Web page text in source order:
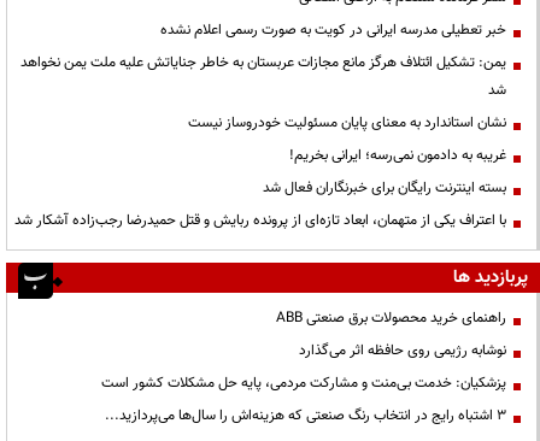
خبر تعطیلی مدرسه ایرانی در کویت به صورت رسمی اعلام نشده
یمن: تشکیل ائتلاف هرگز مانع مجازات عربستان به خاطر جنایاتش علیه ملت یمن نخواهد
شد
نشان استاندارد به معنای پایان مسئولیت خودروساز نیست
غریبه به دادمون نمی‌رسه؛ ایرانی بخریم!
بسته اینترنت رایگان برای خبرنگاران فعال شد
با اعتراف یکی از متهمان، ابعاد تازه‌ای از پرونده ربایش و قتل حمیدرضا رجب‌زاده آشکار شد
پربازدید ها
راهنمای خرید محصولات برق صنعتی ABB
نوشابه رژیمی روی حافظه اثر می‌گذارد
پزشکیان: خدمت بی‌منت و مشارکت مردمی، پایه حل مشکلات کشور است
3 اشتباه رایج در انتخاب رنگ صنعتی که هزینه‌اش را سال‌ها می‌پردازید...